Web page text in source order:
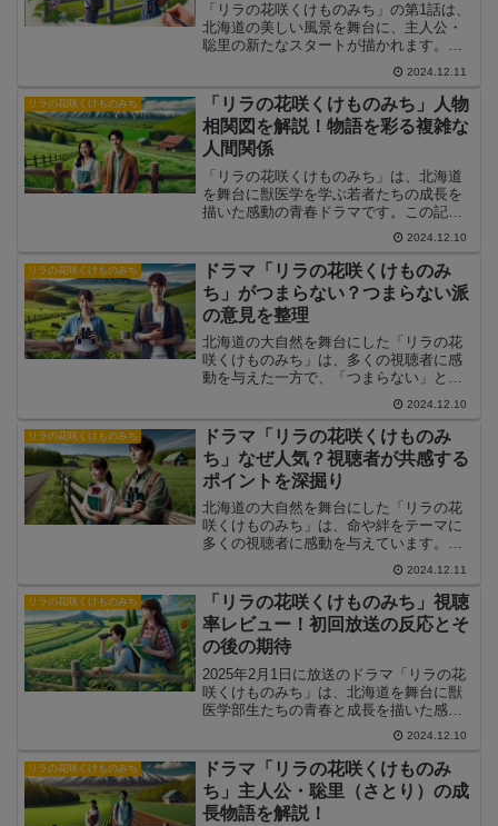
「リラの花咲くけものみち」の第1話は、
北海道の美しい風景を舞台に、主人公・
聡里の新たなスタートが描かれます。こ
の記事では、第1話のあらすじやネタバ
レ、注目のシーンを詳しく解説します。
2024.12.11
リラの花咲くけものみち
「リラの花咲くけものみち」人物
相関図を解説！物語を彩る複雑な
人間関係
「リラの花咲くけものみち」は、北海道
を舞台に獣医学を学ぶ若者たちの成長を
描いた感動の青春ドラマです。この記事
では、登場人物相関図をもとに、主要キ
ャラクター同士の関係性や物語での役割
を徹底解説します。
2024.12.10
リラの花咲くけものみち
ドラマ「リラの花咲くけものみ
ち」がつまらない？つまらない派
の意見を整理
北海道の大自然を舞台にした「リラの花
咲くけものみち」は、多くの視聴者に感
動を与えた一方で、「つまらない」と感
じる意見も見受けられます。この記事で
は、ドラマに対する否定的な声を整理
し、その背景にある理由を解説します。
さらに、ドラマが持つ課題と...
2024.12.10
リラの花咲くけものみち
ドラマ「リラの花咲くけものみ
ち」なぜ人気？視聴者が共感する
ポイントを深掘り
北海道の大自然を舞台にした「リラの花
咲くけものみち」は、命や絆をテーマに
多くの視聴者に感動を与えています。こ
の記事では、なぜこのドラマが多くの共
感を呼ぶのか、その理由や魅力を深掘り
します。主人公の成長や命の選択に向き
合うストーリーに込められたメッセージ
を紐解きます。
2024.12.11
リラの花咲くけものみち
「リラの花咲くけものみち」視聴
率レビュー！初回放送の反応とそ
の後の期待
2025年2月1日に放送のドラマ「リラの花
咲くけものみち」は、北海道を舞台に獣
医学部生たちの青春と成長を描いた感動
作です。この記事では、初回放送に寄せ
られる視聴者の反応や期待、視聴率に関
するレビューを詳しく解説します。さら
に、このドラマが描くテーマや今後の展
開に込められたメッセージについても考
察します。
2024.12.10
リラの花咲くけものみち
ドラマ「リラの花咲くけものみ
ち」主人公・聡里（さとり）の成
長物語を解説！